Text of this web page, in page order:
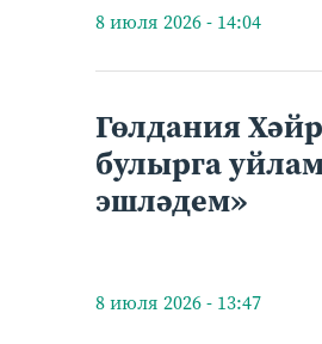
8 июля 2026 - 14:04
Гөлдания
булырга
эшләдем»
8 июля 2026 - 13:47